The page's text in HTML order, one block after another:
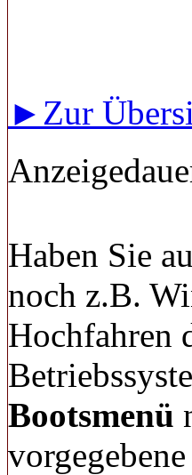
►Zur
Haben Sie
noch z.B.
Hochfahren
Bootsmenü